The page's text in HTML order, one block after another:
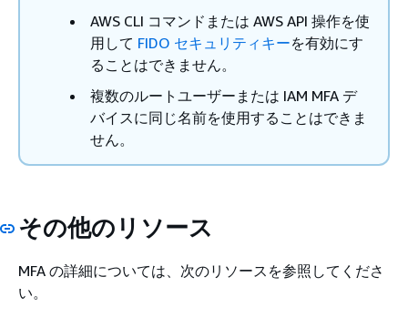
AWS CLI コマンドまたは AWS API 操作を使
用して FIDO セキュリティキーを有効にす
ることはできません。
複数のルートユーザーまたは IAM MFA デ
バイスに同じ名前を使用することはできま
せん。
その他のリソース
MFA の詳細については、次のリソースを参照してくださ
い。